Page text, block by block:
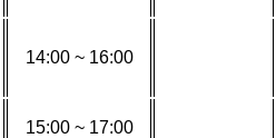
14:00 ~ 16:00
15:00 ~ 17:00